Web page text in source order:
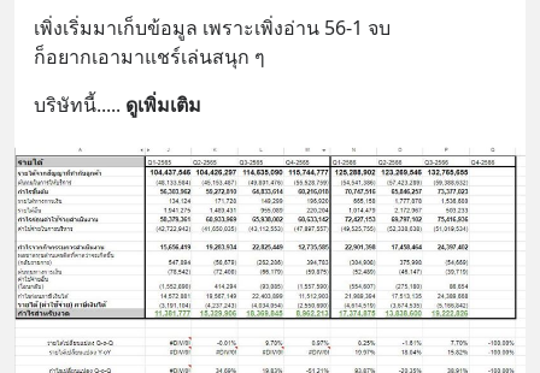
เพิ่งเริ่มมาเก็บข้อมูล เพราะเพิ่งอ่าน 56-1 จบ
ก็อยากเอามาแชร์เล่นสนุก ๆ
บริษัทนี้..... ดูเพิ่มเติม